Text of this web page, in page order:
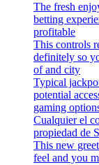
The fresh
betting
profitable
This controls
definitely so
of and city
Typical
potential
gaming
Cualquier el
propiedad de
This new
feel and you